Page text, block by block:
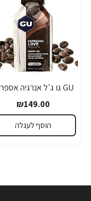
₪149.00
הוסף לעגלה